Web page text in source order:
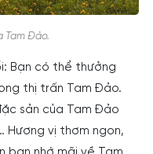
Tam Đảo.
Bạn có thể thưởng
thị trấn Tam Đảo.
sản của Tam Đảo
Hương vị thơm ngon,